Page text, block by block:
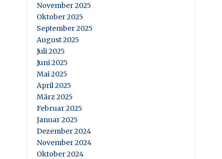
November 2025
Oktober 2025
September 2025
August 2025
Juli 2025
Juni 2025
Mai 2025
April 2025
März 2025
Februar 2025
Januar 2025
Dezember 2024
November 2024
Oktober 2024